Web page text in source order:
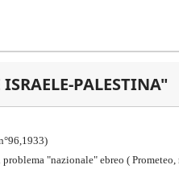
PALESTINA"
"nazionale" ebreo ( Prometeo,